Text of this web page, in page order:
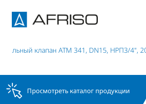
клапан ATM 341, DN15, НРП3/4",
Просмотреть каталог продукции